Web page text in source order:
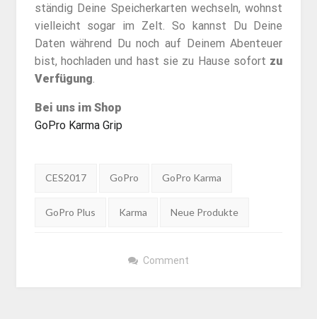
ständig Deine Speicherkarten wechseln, wohnst
vielleicht sogar im Zelt. So kannst Du Deine
Daten während Du noch auf Deinem Abenteuer
bist, hochladen und hast sie zu Hause sofort zu
Verfügung
Bei uns im Shop
GoPro Karma Grip
Tags:
CES2017 GoPro GoPro Karma
GoPro Plus Karma Neue Produkte
Comment